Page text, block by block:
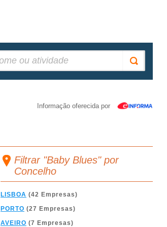
Informação oferecida por
Filtrar "Baby Blues" por
Concelho
LISBOA (42 Empresas)
PORTO (27 Empresas)
AVEIRO (7 Empresas)